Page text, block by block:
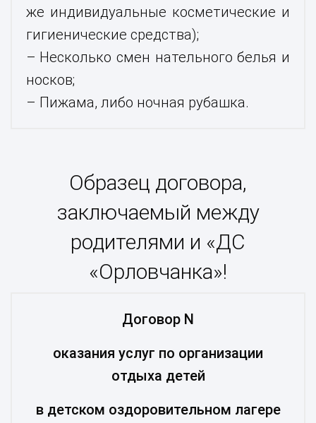
же индивидуальные косметические и
гигиенические средства);
Несколько смен нательного белья и
носков;
Пижама, либо ночная рубашка.
Образец договора,
заключаемый между
родителями и «ДС
«Орловчанка»!
Договор N
оказания услуг по организации
отдыха детей
в детском оздоровительном лагере